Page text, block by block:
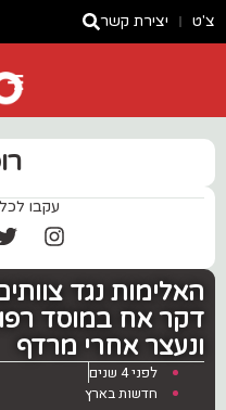
צ'ט יצירת קשר
עקבו
האלימות נגד
דקר אח במוסד
ונעצר אחרי מרדף
לפני 4 שנים
חדשות בארץ